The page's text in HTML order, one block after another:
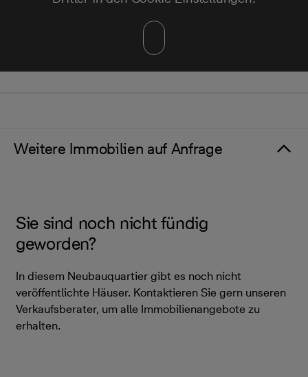
Weitere Immobilien auf Anfrage
Sie sind noch nicht fündig
geworden?
In diesem Neubauquartier gibt es noch nicht
veröffentlichte Häuser. Kontaktieren Sie gern unseren
Verkaufsberater, um alle Immobilienangebote zu
erhalten.